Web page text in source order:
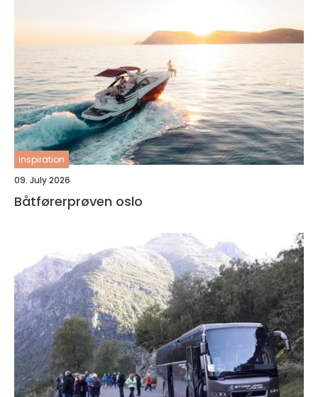
inspiration
09. July 2026
Båtførerprøven oslo